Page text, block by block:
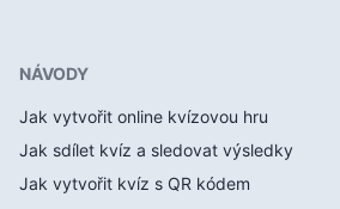
NÁVODY
Jak vytvořit online kvízovou hru
Jak sdílet kvíz a sledovat výsledky
Jak vytvořit kvíz s QR kódem